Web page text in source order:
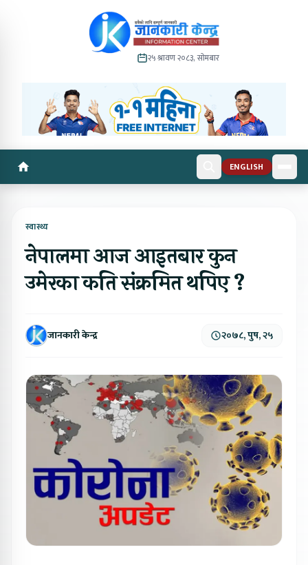
२५ श्रावण २०८३, सोमबार
ENGLISH
स्वास्थ्य
नेपालमा आज आइतबार कुन
उमेरका कति संक्रमित थपिए ?
जानकारी केन्द्र २०७८, पुष, २५